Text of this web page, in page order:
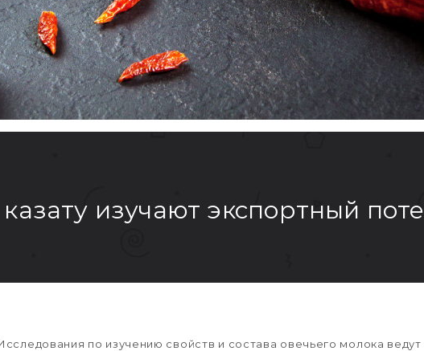
казату изучают экспортный
по изучению свойств и состава овечьего молока